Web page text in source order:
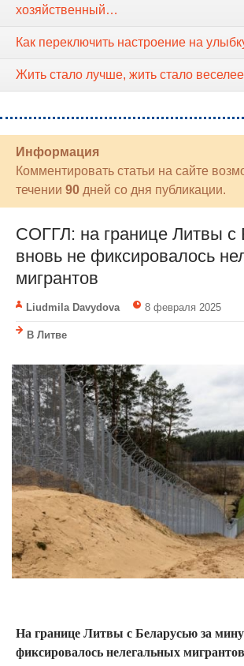
хозяйственный…
Как переключить настроение на
Жить стало лучше, жить стало веселее
Информация
Комментировать статьи на сайте
течении 90 дней со дня публикации.
СОГГЛ: на границе Литвы с
вновь не фиксировалось
мигрантов
Liudmila Davydova 8 февраля 2025
В Литве
На границе Литвы с Беларусью за
фиксировалось нелегальных